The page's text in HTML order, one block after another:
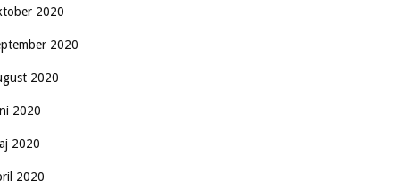
2020
2020
2020
2020
2020
2020